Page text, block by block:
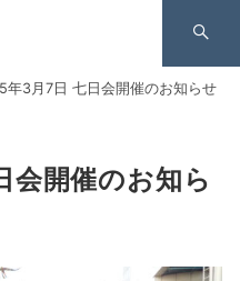
年3月7日 七日会開催のお知らせ
会開催のお知ら